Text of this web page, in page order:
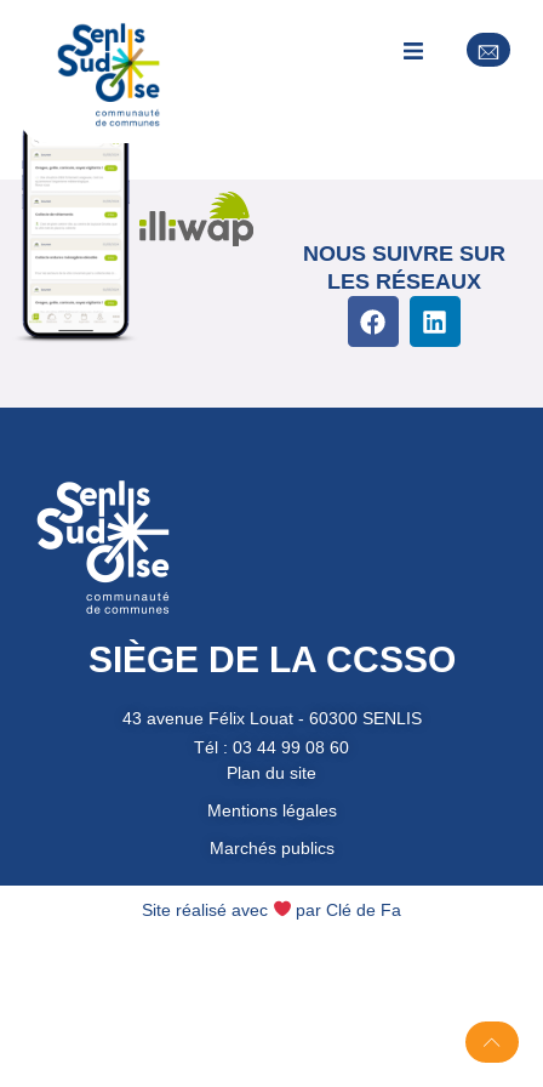
Pascale LOISELEUR
NOUS SUIVRE SUR
LES RÉSEAUX
SIÈGE DE LA CCSSO
43 avenue Félix Louat - 60300 SENLIS
Tél : 03 44 99 08 60
Plan du site
Mentions légales
Marchés publics
Site réalisé avec parClé de Fa